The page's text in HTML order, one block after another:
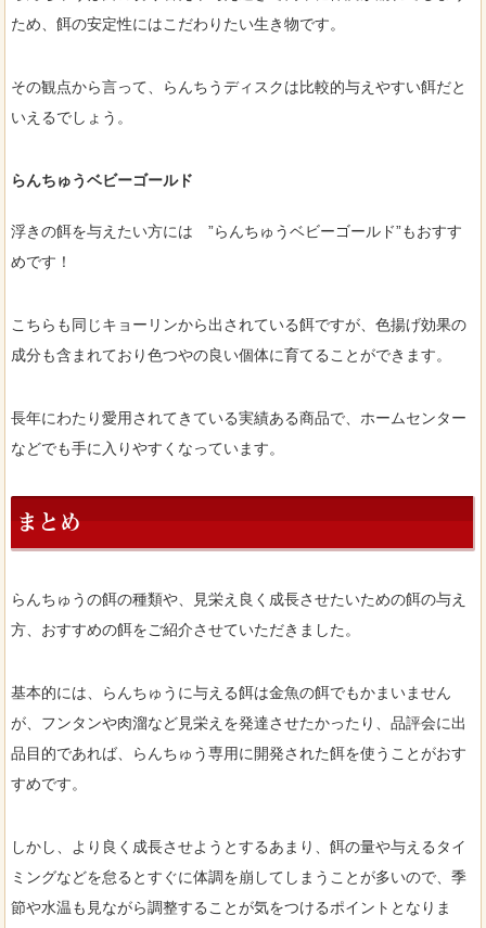
ため、餌の安定性にはこだわりたい生き物です。
その観点から言って、らんちうディスクは比較的与えやすい餌だと
いえるでしょう。
らんちゅうベビーゴールド
浮きの餌を与えたい方には ”らんちゅうベビーゴールド”もおすす
めです！
こちらも同じキョーリンから出されている餌ですが、色揚げ効果の
成分も含まれており色つやの良い個体に育てることができます。
長年にわたり愛用されてきている実績ある商品で、ホームセンター
などでも手に入りやすくなっています。
まとめ
らんちゅうの餌の種類や、見栄え良く成長させたいための餌の与え
方、おすすめの餌をご紹介させていただきました。
基本的には、らんちゅうに与える餌は金魚の餌でもかまいません
が、フンタンや肉溜など見栄えを発達させたかったり、品評会に出
品目的であれば、らんちゅう専用に開発された餌を使うことがおす
すめです。
しかし、より良く成長させようとするあまり、餌の量や与えるタイ
ミングなどを怠るとすぐに体調を崩してしまうことが多いので、季
節や水温も見ながら調整することが気をつけるポイントとなりま